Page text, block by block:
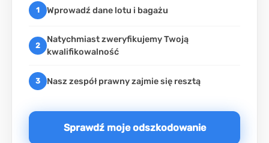
1 Wprowadź dane lotu i bagażu
2
Natychmiast zweryfikujemy Twoją
kwalifikowalność
3 Nasz zespół prawny zajmie się resztą
Sprawdź moje odszkodowanie